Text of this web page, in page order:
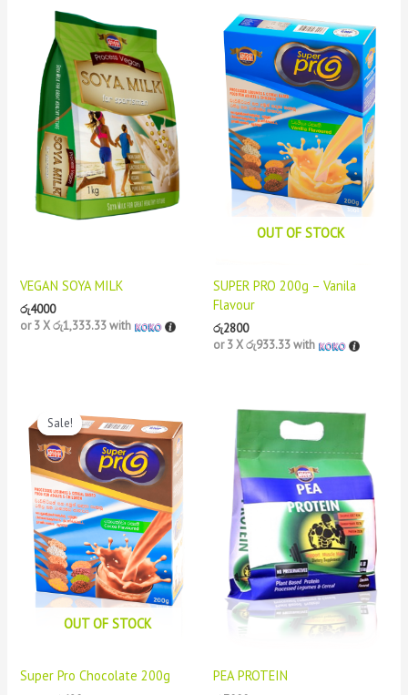
VEGAN SOYA MILK
රු4000
or 3 Xරු1,333.33with
OUT OF STOCK
SUPER PRO 200g – Vanila
Flavour
රු2800
or 3 Xරු933.33with
Sale!
OUT OF STOCK
Sale!
Super Pro Chocolate 200g
price
was:
රු700.
price
is:
රු680.
PEA PROTEIN